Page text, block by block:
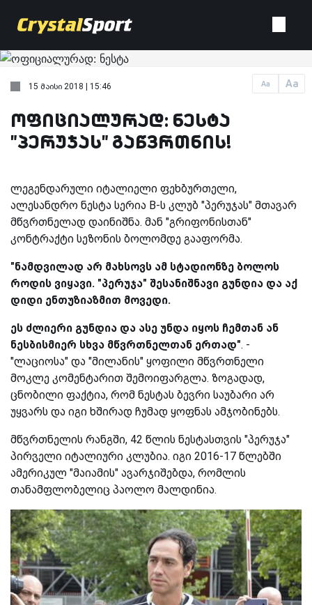
Aa Aa
15 მაისი 2018 | 15:46
ოფიციალურად: ნესტა
"პერუჯას" გაწვრთნის!
ლეგენდარული იტალიელი ფეხბურთელი,
ალესანდრო ნესტა სერია B-ს კლუბ "პერუჯას" მთავარ
მწვრთნელად დაინიშნა. მან "გრიფონისთან"
კონტრაქტი სეზონის ბოლომდე გააფორმა.
"ნამდვილად არ მახსოვს ამ სტადიონზე ბოლოს
როდის ვიყავი. "პერუჯა" შესანიშნავი გუნდია და აქ
დიდი ენთუზიაზმით მოვედი.
ეს ძლიერი გუნდია და ასე უნდა იყოს ჩემთან ან
ნესბისმიერ სხვა მწვრთნელთან ერთად". -
"ლაციოსა" და "მილანის" ყოფილი მწვრთნელი
მოკლე კომენტარით შემოიფარგლა. ზოგადად,
ცნობილი ფაქტია, რომ ნესტას ბევრი საუბარი არ
უყვარს და იგი ხშირად ჩუმად ყოფნას ამჯობინებს.
მწვრთნელის რანგში, 42 წლის ნესტასთვის "პერუჯა"
პირველი იტალიური კლუბია. იგი 2016-17 წლებში
ამერიკულ "მაიამის" ავარჯიშებდა, რომლის
თანამფლობელიც პაოლო მალდინია.